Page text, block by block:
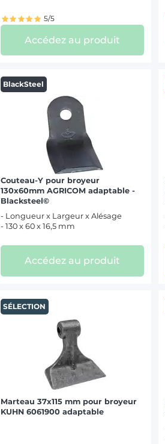
5/5
Accédez au produit
BlackSteel
Couteau-Y pour broyeur
130x60mm AGRICOM adaptable -
Blacksteel©
- Longueur x Largeur x Alésage
- 130 x 60 x 16,5 mm
Accédez au produit
SÉLECTION
Marteau 37x115 mm pour broyeur
KUHN 6061900 adaptable